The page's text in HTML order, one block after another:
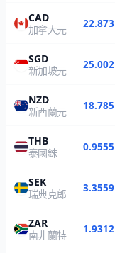
CAD
加拿大元
22.873
SGD
新加坡元
25.002
NZD
新西蘭元
18.785
THB
泰國銖
0.9555
SEK
瑞典克郎
3.3559
ZAR
南非蘭特
1.9312